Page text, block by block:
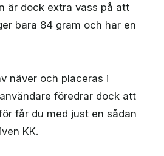
är dock extra vass på att
bara 84 gram och har en
näver och placeras i
föredrar dock att
får du med just en sådan
KK.